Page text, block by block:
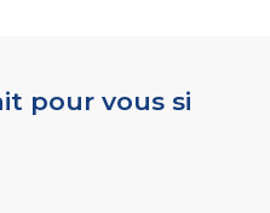
pour vous si